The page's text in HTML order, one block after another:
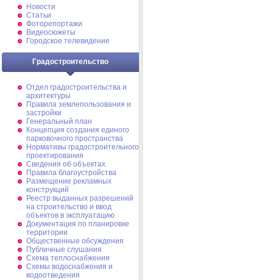
Новости
Статьи
Фоторепортажи
Видеосюжеты
Городское телевидение
Градостроительство
Отдел градостроительства и
архитектуры
Правила землепользования и
застройки
Генеральный план
Концепция создания единого
парковочного пространства
Нормативы градостроительного
проектирования
Сведения об объектах
Правила благоустройства
Размещение рекламных
конструкций
Реестр выданных разрешений
на строительство и ввод
объектов в эксплуатацию
Документация по планировке
территории
Общественные обсуждения
Публичные слушания
Схема теплоснабжения
Схемы водоснабжения и
водоотведения